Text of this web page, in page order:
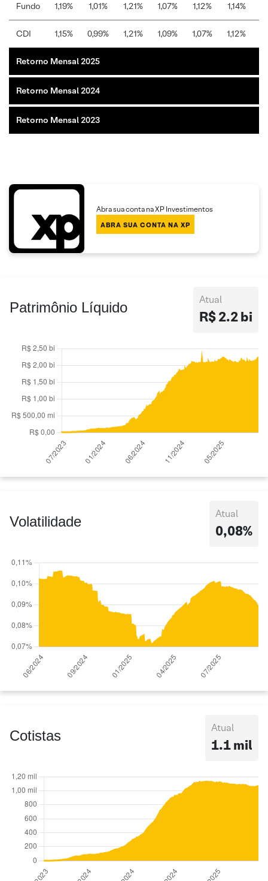
Fundo 1,19% 1,01% 1,21% 1,07% 1,12% 1,14%
CDI 1,15% 0,99% 1,21% 1,09% 1,07% 1,12%
Retorno Mensal 2025
Retorno Mensal 2024
Retorno Mensal 2023
Abra sua conta na XP Investimentos
ABRA SUA CONTA NA XP
Patrimônio Líquido Atual
R$ 2.2 bi
Volatilidade Atual
0,08%
Cotistas Atual
1.1 mil